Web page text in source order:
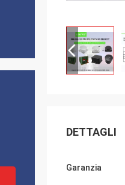
DETTAGLI
Garanzia